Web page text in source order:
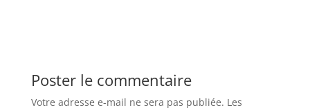
Poster le commentaire
Votre adresse e-mail ne sera pas publiée. Les